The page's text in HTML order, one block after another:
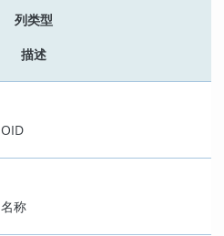
列类型
描述
称